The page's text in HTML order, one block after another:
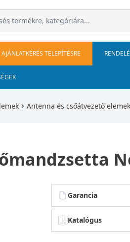
AJÁNLATKÉRÉS TELEPÍTÉSRE
Antenna és csőátvezető elemek
Garancia
Katalógus